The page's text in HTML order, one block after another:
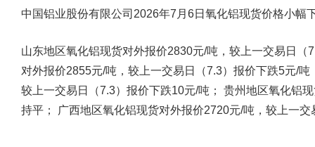
中国铝业股份有限公司2026年7月6日氧化铝现货价格小幅
山东地区氧化铝现货对外报价2830元/吨，较上一交易日
对外报价2855元/吨，较上一交易日（7.3）报价下跌5元/
较上一交易日（7.3）报价下跌10元/吨； 贵州地区氧化铝
持平； 广西地区氧化铝现货对外报价2720元/吨，较上一交